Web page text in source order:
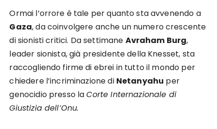
Ormai l’orrore è tale per quanto sta avvenendo a
Gaza, da coinvolgere anche un numero crescente
di sionisti critici. Da settimane Avraham Burg,
leader sionista, già presidente della Knesset, sta
raccogliendo firme di ebrei in tutto il mondo per
chiedere l’incriminazione di Netanyahu per
genocidio presso laCorte Internazionale di
Giustizia dell’Onu.